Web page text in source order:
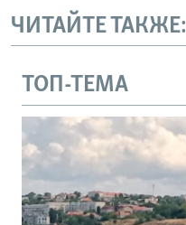
ЧИТАЙТЕ ТАКЖЕ:
ТОП-ТЕМА